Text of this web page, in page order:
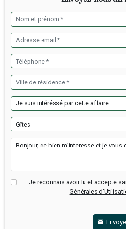
Situation, accès &
Département :Finistère
Infos financières
Prix de vente FAI :
Honoraires agence TTC :
Honoraires payées par :
Informations sur le cabinet
Tél: 0663085409
y.plassard@luxior-
Ajouter